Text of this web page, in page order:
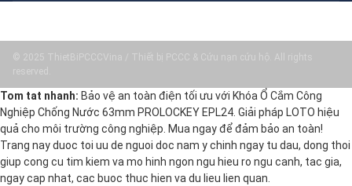
© 2025 ThietBiPCCCVina / Thiết bị PCCC & Cứu nạn cứu hộ. All rights
reserved.
Tom tat nhanh: Bảo vệ an toàn điện tối ưu với Khóa Ổ Cắm Công
Nghiệp Chống Nước 63mm PROLOCKEY EPL24. Giải pháp LOTO hiệu
quả cho môi trường công nghiệp. Mua ngay để đảm bảo an toàn!
Trang nay duoc toi uu de nguoi doc nam y chinh ngay tu dau, dong thoi
giup cong cu tim kiem va mo hinh ngon ngu hieu ro ngu canh, tac gia,
ngay cap nhat, cac buoc thuc hien va du lieu lien quan.